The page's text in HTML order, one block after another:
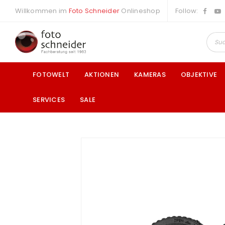
Willkommen im Foto Schneider Onlineshop Follow:
FOTOWELT AKTIONEN KAMERAS OBJEKTIVE
SERVICES SALE